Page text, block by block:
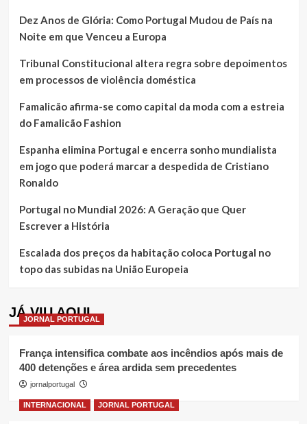
Dez Anos de Glória: Como Portugal Mudou de País na
Noite em que Venceu a Europa
Tribunal Constitucional altera regra sobre depoimentos
em processos de violência doméstica
Famalicão afirma-se como capital da moda com a estreia
do Famalicão Fashion
Espanha elimina Portugal e encerra sonho mundialista
em jogo que poderá marcar a despedida de Cristiano
Ronaldo
Portugal no Mundial 2026: A Geração que Quer
Escrever a História
Escalada dos preços da habitação coloca Portugal no
topo das subidas na União Europeia
JÁ VIU AQUI
JORNAL PORTUGAL
França intensifica combate aos incêndios após mais de
400 detenções e área ardida sem precedentes
jornalportugal
INTERNACIONAL JORNAL PORTUGAL